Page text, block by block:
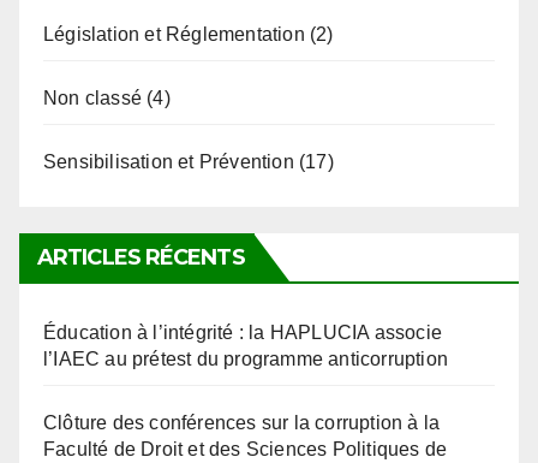
Législation et Réglementation (2)
Non classé (4)
Sensibilisation et Prévention (17)
ARTICLES RÉCENTS
Éducation à l’intégrité : la HAPLUCIA associe
l’IAEC au prétest du programme anticorruption
Clôture des conférences sur la corruption à la
Faculté de Droit et des Sciences Politiques de